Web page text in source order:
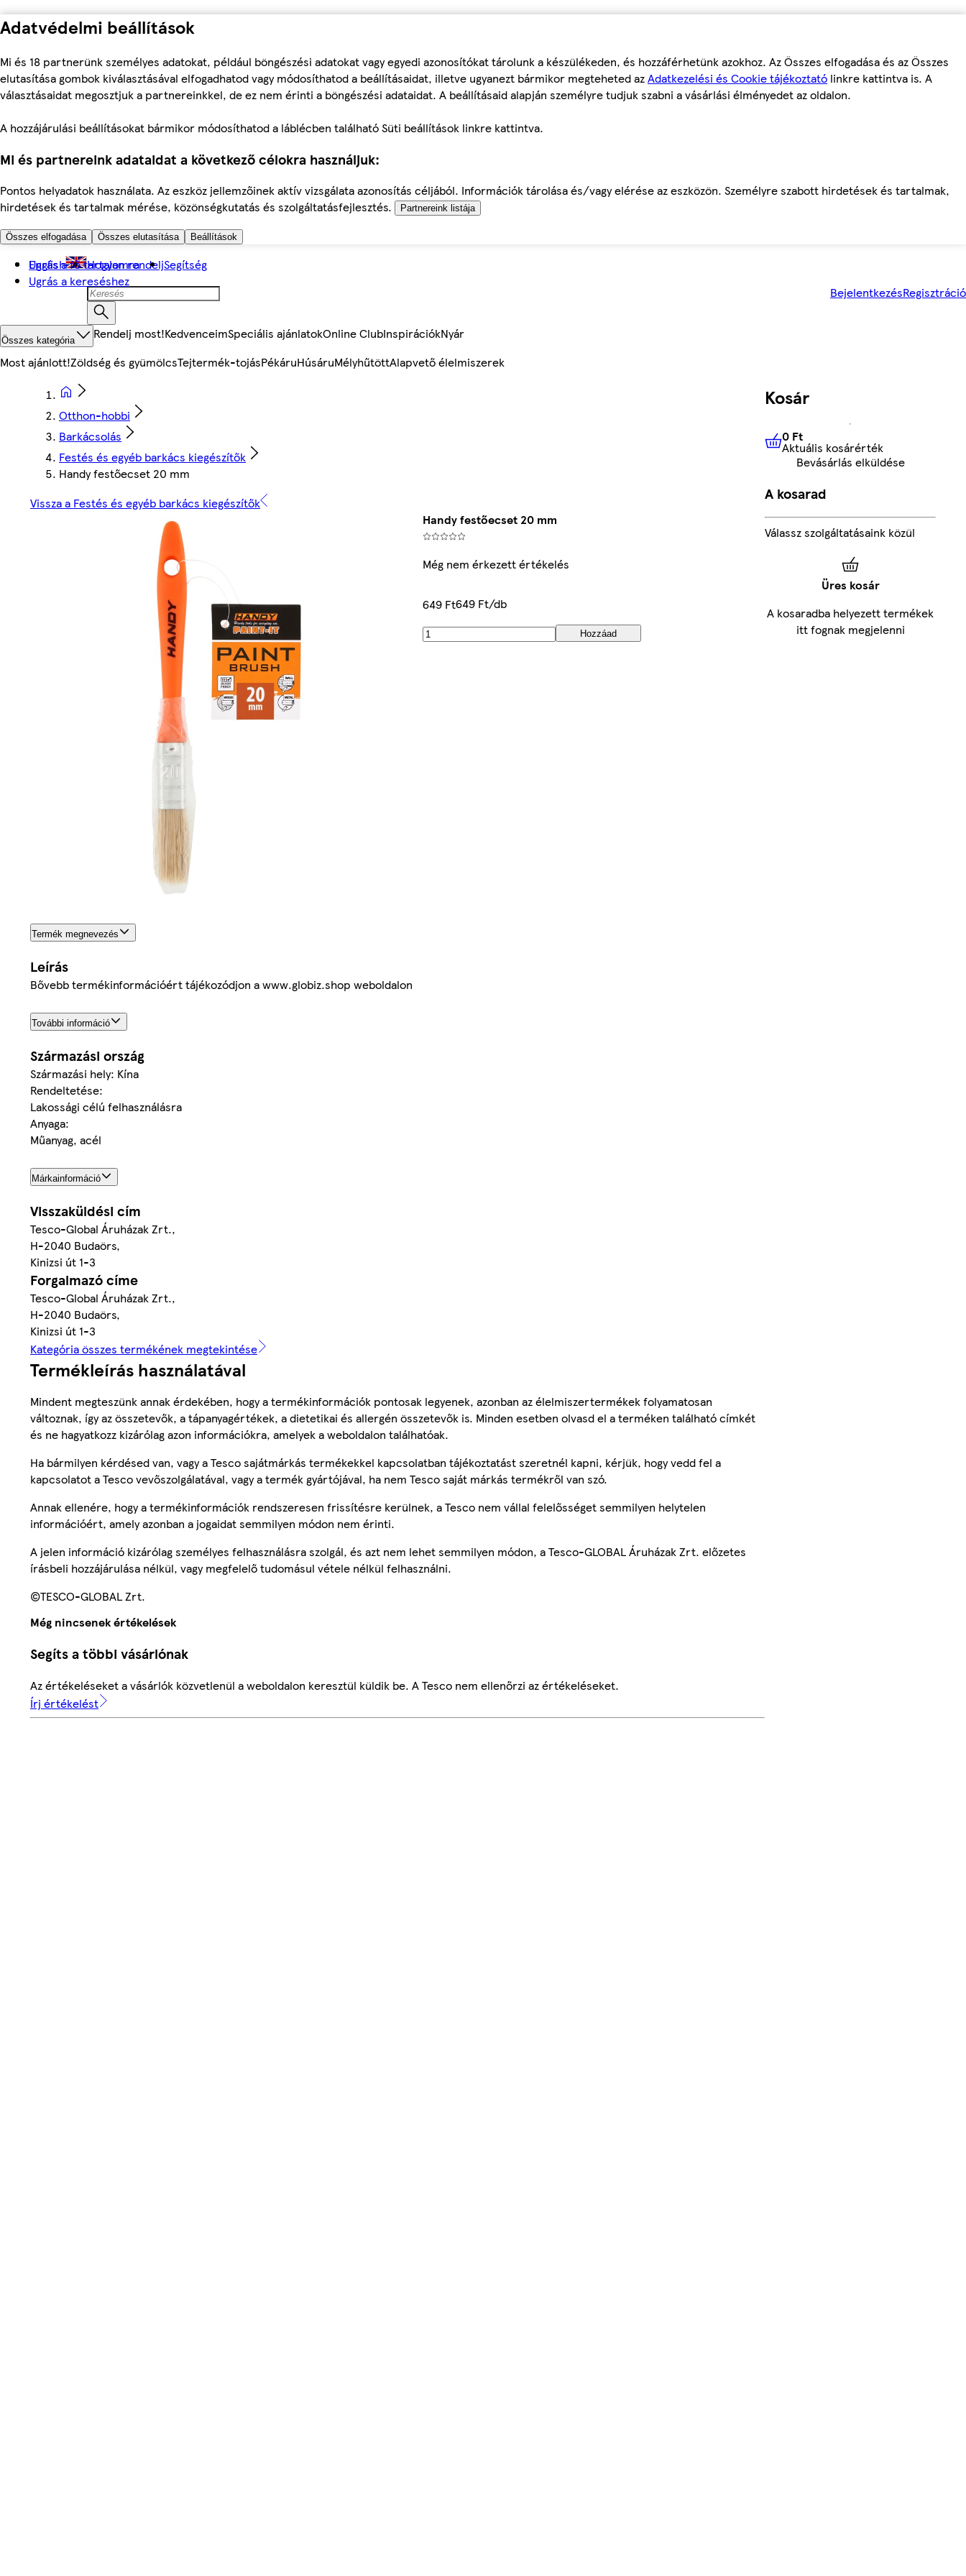
Adatvédelmi beállítások
Mi és 18 partnerünk személyes adatokat, például böngészési adatokat vagy egyedi azonosítókat tárolunk a készülékeden, és hozzáférhetünk azokhoz. Az Összes elfogadása és az Összes
elutasítása gombok kiválasztásával elfogadhatod vagy módosíthatod a beállításaidat, illetve ugyanezt bármikor megteheted azAdatkezelési és Cookie tájékoztató linkre kattintva is. A
választásaidat megosztjuk a partnereinkkel, de ez nem érinti a böngészési adataidat. A beállításaid alapján személyre tudjuk szabni a vásárlási élményedet az oldalon.
A hozzájárulási beállításokat bármikor módosíthatod a láblécben található Süti beállítások linkre kattintva.
Mi és partnereink adataidat a következő célokra használjuk:
Pontos helyadatok használata. Az eszköz jellemzőinek aktív vizsgálata azonosítás céljából. Információk tárolása és/vagy elérése az eszközön. Személyre szabott hirdetések és tartalmak,
hirdetések és tartalmak mérése, közönségkutatás és szolgáltatásfejlesztés.
Partnereink listája
Összes elfogadása Összes elutasítása Beállítások
Ugrás a fő tartalomra
Ugrás a kereséshez
English Hogyan rendeljSegítség
BejelentkezésRegisztráció
Összes kategória Rendelj most!KedvenceimSpeciális ajánlatokOnline ClubInspirációkNyár
Most ajánlott!Zöldség és gyümölcsTejtermék-tojásPékáruHúsáruMélyhűtöttAlapvető élelmiszerek
Otthon-hobbi
Barkácsolás
Festés és egyéb barkács kiegészítők
Handy festőecset 20 mm
Vissza a Festés és egyéb barkács kiegészítők
Handy festőecset 20 mm
Még nem érkezett értékelés
649 Ft649 Ft/db
Hozzáad
Termék megnevezés
Leírás
Bővebb termékinformációért tájékozódjon a www.globiz.shop weboldalon
További információ
Származási ország
Származási hely: Kína
Rendeltetése:
Lakossági célú felhasználásra
Anyaga:
Műanyag, acél
Márkainformáció
Visszaküldési cím
Tesco-Global Áruházak Zrt.,
H-2040 Budaörs,
Kinizsi út 1-3
Forgalmazó címe
Tesco-Global Áruházak Zrt.,
H-2040 Budaörs,
Kinizsi út 1-3
Kategória összes termékének megtekintése
Termékleírás használatával
Mindent megteszünk annak érdekében, hogy a termékinformációk pontosak legyenek, azonban az élelmiszertermékek folyamatosan
változnak, így az összetevők, a tápanyagértékek, a dietetikai és allergén összetevők is. Minden esetben olvasd el a terméken található címkét
és ne hagyatkozz kizárólag azon információkra, amelyek a weboldalon találhatóak.
Ha bármilyen kérdésed van, vagy a Tesco sajátmárkás termékekkel kapcsolatban tájékoztatást szeretnél kapni, kérjük, hogy vedd fel a
kapcsolatot a Tesco vevőszolgálatával, vagy a termék gyártójával, ha nem Tesco saját márkás termékről van szó.
Annak ellenére, hogy a termékinformációk rendszeresen frissítésre kerülnek, a Tesco nem vállal felelősséget semmilyen helytelen
információért, amely azonban a jogaidat semmilyen módon nem érinti.
A jelen információ kizárólag személyes felhasználásra szolgál, és azt nem lehet semmilyen módon, a Tesco-GLOBAL Áruházak Zrt. előzetes
írásbeli hozzájárulása nélkül, vagy megfelelő tudomásul vétele nélkül felhasználni.
©TESCO-GLOBAL Zrt.
Még nincsenek értékelések
Segíts a többi vásárlónak
Az értékeléseket a vásárlók közvetlenül a weboldalon keresztül küldik be. A Tesco nem ellenőrzi az értékeléseket.
Írj értékelést
Kosár
0 FtAktuális kosárérték
0 Ft
Aktuális kosárérték
Bevásárlás elküldése
A kosarad
Válassz szolgáltatásaink közül
Üres kosár
A kosaradba helyezett termékek
itt fognak megjelenni